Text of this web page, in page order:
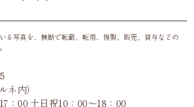
る写真を、無断で転載、転用、複製、販売、貸与などの
ネ内）
：00 土日祝10：00〜18：00